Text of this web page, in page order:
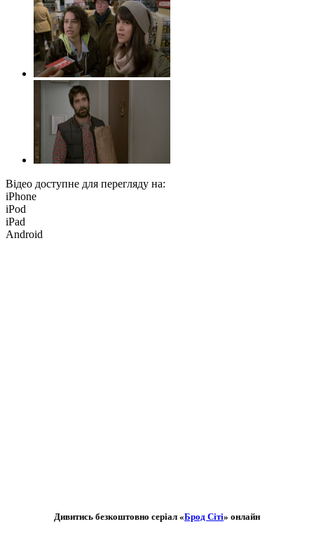
Відео доступне для перегляду на:
iPhone
iPod
iPad
Android
Дивитись безкоштовно серіал «Брод Сіті» онлайн